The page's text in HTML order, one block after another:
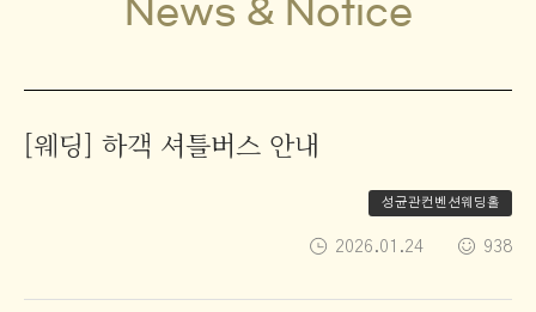
[웨딩] 하객 셔틀버스 안내
성균관컨벤션웨딩홀
2026.01.24 938